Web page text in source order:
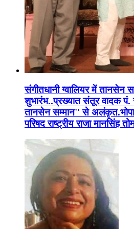
संगीतधानी ग्वालियर में तानसेन
शुभारंभ..प्रख्यात संतूर वादक पं.
तानसेन सम्मान'' से
परिषद राष्ट्रीय राजा मानसिंह